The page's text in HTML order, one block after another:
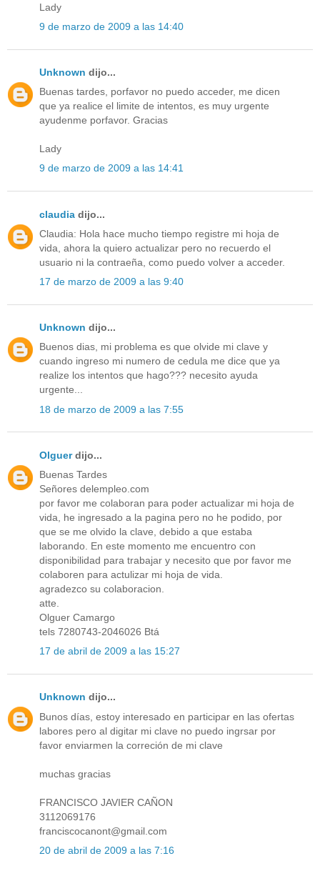
Lady
9 de marzo de 2009 a las 14:40
Unknown dijo...
Buenas tardes, porfavor no puedo acceder, me dicen
que ya realice el limite de intentos, es muy urgente
ayudenme porfavor. Gracias
Lady
9 de marzo de 2009 a las 14:41
claudia dijo...
Claudia: Hola hace mucho tiempo registre mi hoja de
vida, ahora la quiero actualizar pero no recuerdo el
usuario ni la contraeña, como puedo volver a acceder.
17 de marzo de 2009 a las 9:40
Unknown dijo...
Buenos dias, mi problema es que olvide mi clave y
cuando ingreso mi numero de cedula me dice que ya
realize los intentos que hago??? necesito ayuda
urgente...
18 de marzo de 2009 a las 7:55
Olguerdijo...
Buenas Tardes
Señores delempleo.com
por favor me colaboran para poder actualizar mi hoja de
vida, he ingresado a la pagina pero no he podido, por
que se me olvido la clave, debido a que estaba
laborando. En este momento me encuentro con
disponibilidad para trabajar y necesito que por favor me
colaboren para actulizar mi hoja de vida.
agradezco su colaboracion.
atte.
Olguer Camargo
tels 7280743-2046026 Btá
17 de abril de 2009 a las 15:27
Unknown dijo...
Bunos días, estoy interesado en participar en las ofertas
labores pero al digitar mi clave no puedo ingrsar por
favor enviarmen la correción de mi clave
muchas gracias
FRANCISCO JAVIER CAÑON
3112069176
franciscocanont@gmail.com
20 de abril de 2009 a las 7:16